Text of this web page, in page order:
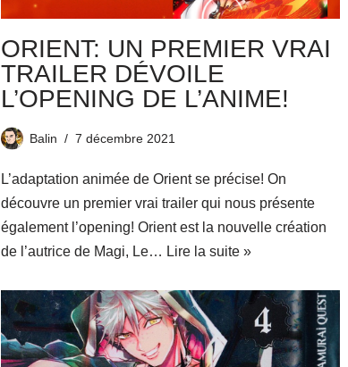
ORIENT: UN PREMIER VRAI
TRAILER DÉVOILE
L’OPENING DE L’ANIME!
Balin 7 décembre 2021
L’adaptation animée de Orient se précise! On
découvre un premier vrai trailer qui nous présente
également l’opening! Orient est la nouvelle création
de l’autrice de Magi, Le… Lire la suite »